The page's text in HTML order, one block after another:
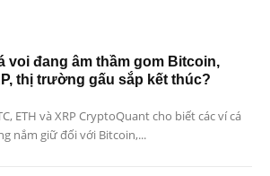
voi đang âm thầm gom Bitcoin,
thị trường gấu sắp kết thúc?
ETH và XRP CryptoQuant cho biết các ví cá
nắm giữ đối với Bitcoin,...